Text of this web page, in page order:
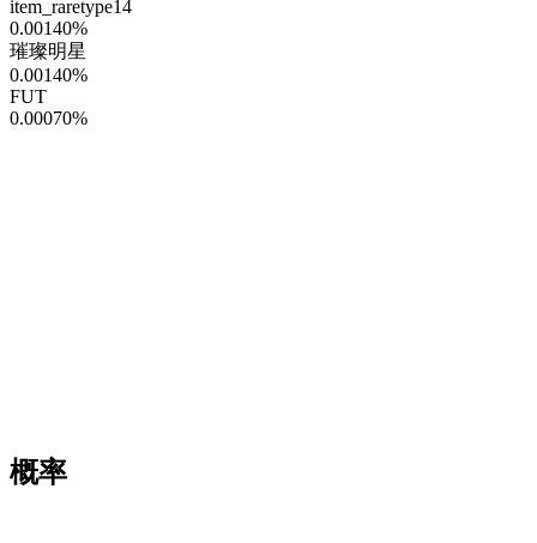
item_raretype14
0.00140%
璀璨明星
0.00140%
FUT
0.00070%
概率